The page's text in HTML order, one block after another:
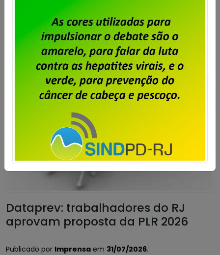
Saiba mais
Dataprev: trabalhadores do RJ
aprovam proposta da PLR 2026
Publicado por Imprensa em 31/07/2026.